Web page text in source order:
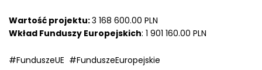
Wartość projektu:3 168 600.00 PLN
Wkład Funduszy Europejskich: 1 901 160.00 PLN
#FunduszeUE #FunduszeEuropejskie